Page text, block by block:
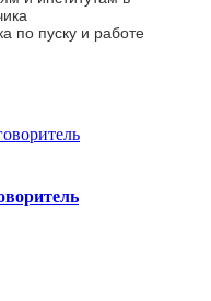
по пуску и работе